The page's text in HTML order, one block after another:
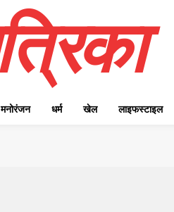
मनोरंजन धर्म खेल लाइफस्टाइल